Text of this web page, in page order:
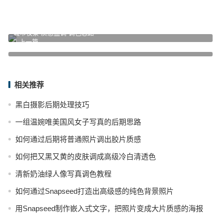
上一篇
城市夜景“质感蓝调”调色思路
相关推荐
黑白摄影后期处理技巧
一组温婉唯美国风女子写真的后期思路
如何通过后期将普通照片调出胶片质感
如何把又黑又黄的皮肤调成高级冷白清透色
清新奶油绿人像写真调色教程
如何通过Snapseed打造出高级感的纯色背景照片
用Snapseed制作嵌入式文字，把照片变成大片质感的海报